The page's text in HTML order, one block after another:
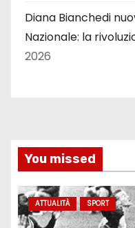
Diana Bianchedi
Nazionale: la
2026
You missed
ATTUALITÀ SPORT